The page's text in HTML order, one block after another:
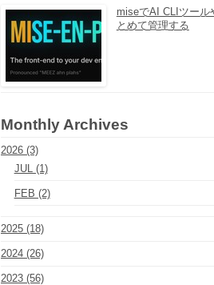
miseでAI CLIツール
とめて管理する
Monthly Archives
2026 (3)
JUL (1)
FEB (2)
2025 (18)
2024 (26)
2023 (56)